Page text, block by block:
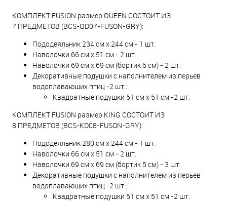
КОМПЛЕКТ FUSION размер QUEEN СОСТОИТ ИЗ
7 ПРЕДМЕТОВ (BCS-QD07-FUSON-GRY):
Пододеяльник 234 см х 244 см - 1 шт.
Наволочки 66 см x 51 см - 2 шт.
Наволочки 69 см x 69 см (бортик 5 см) - 2 шт.
Декоративные подушки с наполнителем из перьев
водоплавающих птиц -2 шт.:
Квадратные подушки 51 см х 51 см -2 шт.
КОМПЛЕКТ FUSION размер KING СОСТОИТ ИЗ
8 ПРЕДМЕТОВ (BCS-KD08-FUSON-GRY):
Пододеяльник 280 см х 244 см - 1 шт.
Наволочки 66 см x 51 см - 2 шт.
Наволочки 69 см x 69 см (бортик 5 см) - 3 шт.
Декоративные подушки с наполнителем из перьев
водоплавающих птиц -2 шт.:
Квадратные подушки 51 см х 51 см -2 шт.